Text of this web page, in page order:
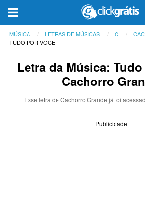
MÚSICA LETRAS DE MÚSICAS C
TUDO POR VOCÊ
Letra da Música:
Cachorro
Esse letra de Cachorro Grande já foi
Publicidade